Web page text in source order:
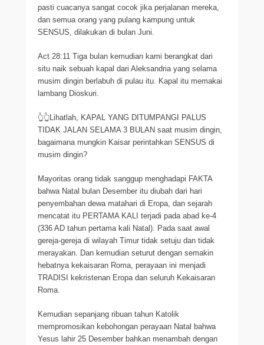
pasti cuacanya sangat cocok jika perjalanan mereka,
dan semua orang yang pulang kampung untuk
SENSUS, dilakukan di bulan Juni.
Act 28:11 Tiga bulan kemudian kami berangkat dari
situ naik sebuah kapal dari Aleksandria yang selama
musim dingin berlabuh di pulau itu. Kapal itu memakai
lambang Dioskuri.
👆👆Lihatlah, KAPAL YANG DITUMPANGI PALUS
TIDAK JALAN SELAMA 3 BULAN saat musim dingin,
bagaimana mungkin Kaisar perintahkan SENSUS di
musim dingin?
Mayoritas orang tidak sanggup menghadapi FAKTA
bahwa Natal bulan Desember itu diubah dari hari
penyembahan dewa matahari di Eropa, dan sejarah
mencatat itu PERTAMA KALI terjadi pada abad ke-4
(336 AD tahun pertama kali Natal). Pada saat awal
gereja-gereja di wilayah Timur tidak setuju dan tidak
merayakan. Dan kemudian seturut dengan semakin
hebatnya kekaisaran Roma, perayaan ini menjadi
TRADISI kekristenan Eropa dan seluruh Kekaisaran
Roma.
Kemudian sepanjang ribuan tahun Katolik
mempromosikan kebohongan perayaan Natal bahwa
Yesus lahir 25 Desember bahkan menambah dengan